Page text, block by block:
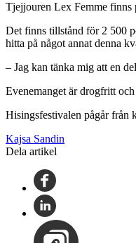
Tjejjouren Lex Femme finns
Det finns tillstånd för 2 500
hitta på något annat denna
– Jag kan tänka mig att en
Evenemanget är drogfritt
Hisingsfestivalen pågår från
Kajsa Sandin
Dela artikel